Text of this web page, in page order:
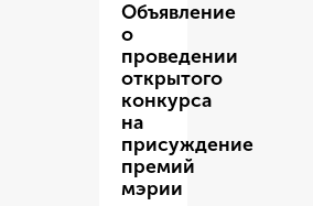
Объявление
о
проведении
открытого
конкурса
на
присуждение
премий
мэрии